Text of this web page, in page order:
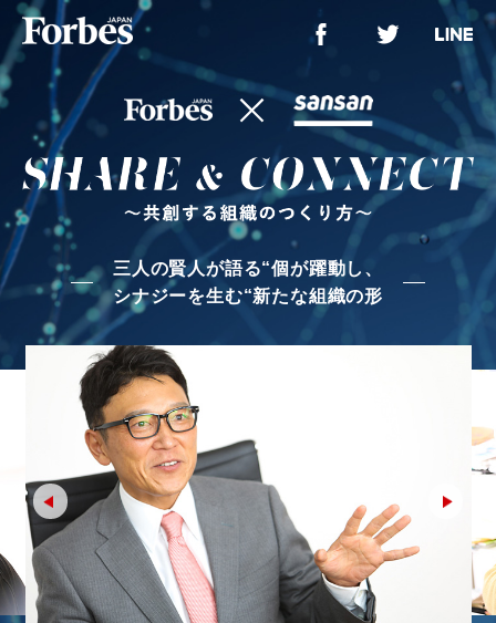
三人の賢人が語る“個が躍動し、
シナジーを生む“新たな組織の形